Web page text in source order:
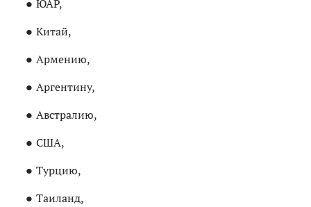
ЮАР,
Китай,
Армению,
Аргентину,
Австралию,
США,
Турцию,
Таиланд,